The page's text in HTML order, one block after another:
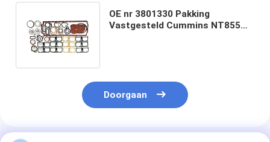
OE nr 3801330 Pakking
Vastgesteld Cummins NT855
Doorgaan